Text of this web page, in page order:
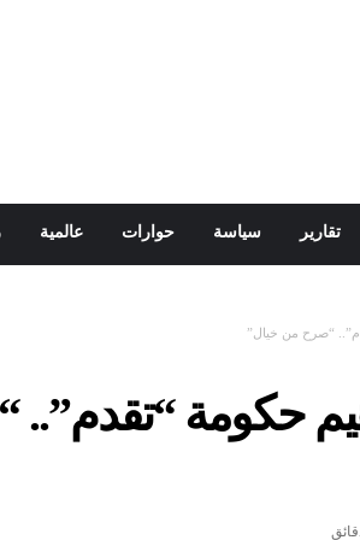
تقارير سياسة حوارات عالمية
“صرح من خيال”
حكومة